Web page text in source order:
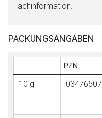
Fachinformation.
PACKUNGSANGABEN
PZN
10 g
03476507